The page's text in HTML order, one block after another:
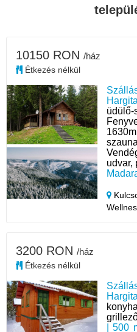
üdülő-
udvar,
10150 RON /ház
Étkezés nélkül
| 500
3200 RON /ház
Étkezés nélkül